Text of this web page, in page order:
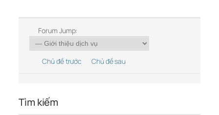
Forum Jump:
Chủ đề trước Chủ đề sau
Tìm kiếm